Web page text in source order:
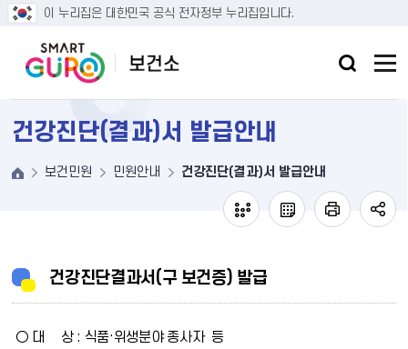
이 누리집은 대한민국 공식 전자정부 누리집입니다.
본문 바로가기
건강진단(결과)서 발급안내
보건민원 민원안내 건강진단(결과)서 발급안내
건강진단결과서(구 보건증) 발급
○ 대 상 : 식품·위생분야 종사자 등